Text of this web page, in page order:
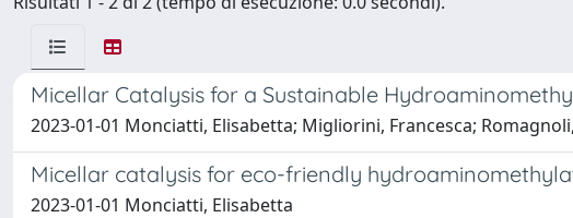
Micellar Catalysis for a Sustainable
2023-01-01 Monciatti, Elisabetta; Migliorini, Francesca;
Micellar catalysis for eco-friendly
2023-01-01 Monciatti, Elisabetta